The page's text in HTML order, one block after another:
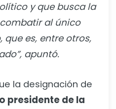
y que busca la
al único
que es, entre otros,
apuntó.
la designación de
presidente de la